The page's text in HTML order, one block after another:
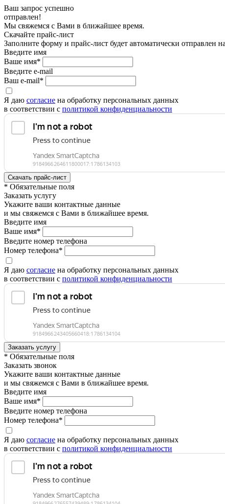
Ваш запрос успешно
отправлен!
Мы свяжемся с Вами в ближайшее время.
Скачайте прайс-лист
Заполните форму и прайс-лист будет автоматически отправлен
Введите имя
Ваше имя*
Введите e-mail
Ваш e-mail*
Я даю согласие на обработку персональных данных
в соответствии с политикой конфиденциальности
* Обязательные поля
Заказать услугу
Укажите ваши контактные данные
и мы свяжемся с Вами в ближайшее время.
Введите имя
Ваше имя*
Введите номер телефона
Номер телефона*
Я даю согласие на обработку персональных данных
в соответствии с политикой конфиденциальности
* Обязательные поля
Заказать звонок
Укажите ваши контактные данные
и мы свяжемся с Вами в ближайшее время.
Введите имя
Ваше имя*
Введите номер телефона
Номер телефона*
Я даю согласие на обработку персональных данных
в соответствии с политикой конфиденциальности